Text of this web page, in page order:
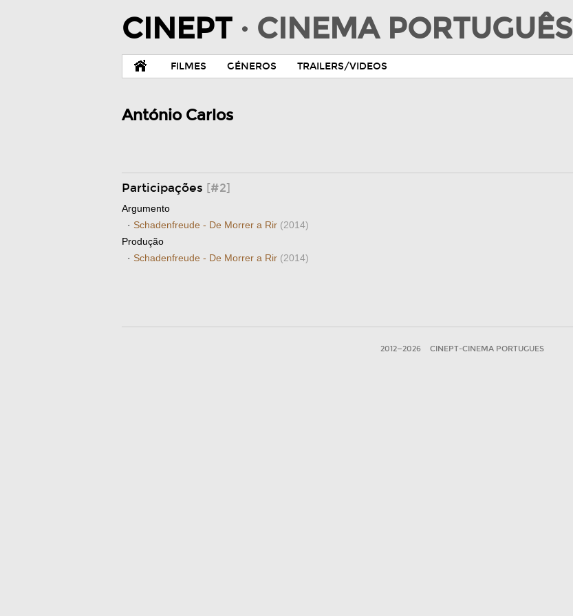
CINEPT · CINEMA PORTUGUÊS
FILMES GÉNEROS TRAILERS/VIDEOS
António Carlos
Participações [#2]
Argumento
· Schadenfreude - De Morrer a Rir (2014)
Produção
· Schadenfreude - De Morrer a Rir (2014)
2012—2026 CINEPT-CINEMA PORTUGUES